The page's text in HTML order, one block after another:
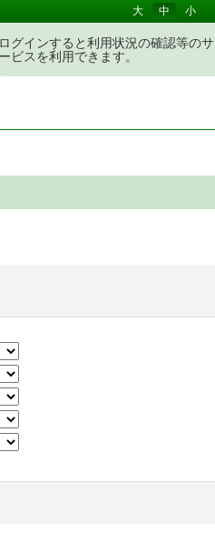
大 中 小
ログインすると利用状況の確認等のサ
ービスを利用できます。